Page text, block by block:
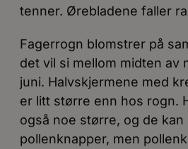
tenner. Ørebladene faller
Fagerrogn blomstrer på
det vil si mellom midten av
juni. Halvskjermene med
er litt større enn hos rogn.
også noe større, og de kan
pollenknapper, men